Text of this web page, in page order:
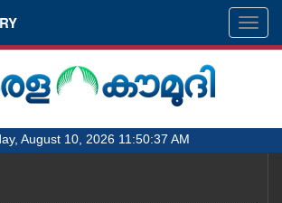
August 10, 2026 11:50:37 AM